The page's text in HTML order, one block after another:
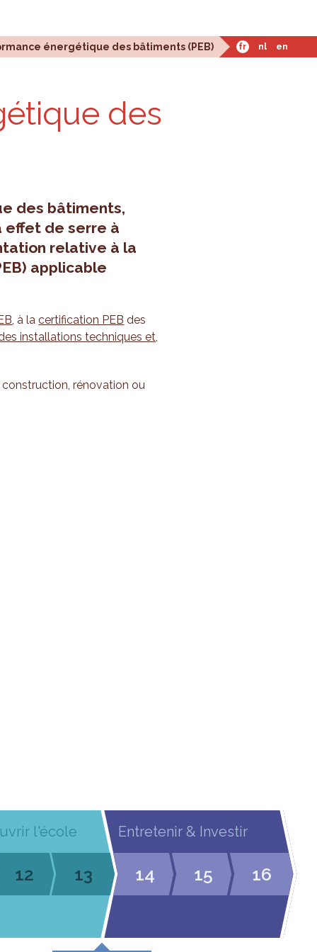
énergétique des bâtiments (PEB) fr nl en
des
des bâtiments,
effet de serre à
relative à la
applicable
, à lacertification PEB des
installations techniques et,
rénovation ou
l'école
12 13
Entretenir & Investir
14 15 16